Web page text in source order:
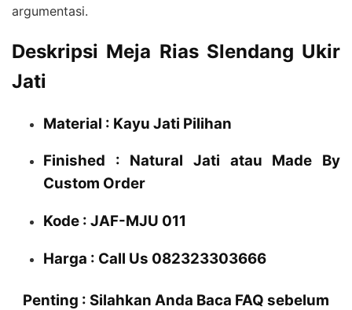
argumentasi.
Deskripsi Meja Rias Slendang Ukir
Jati
Material : Kayu Jati Pilihan
Finished : Natural Jati atau Made By
Custom Order
Kode : JAF-MJU 011
Harga : Call Us 082323303666
Penting : Silahkan Anda Baca FAQ sebelum